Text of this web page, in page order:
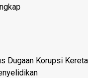
Dugaan Korupsi Kereta